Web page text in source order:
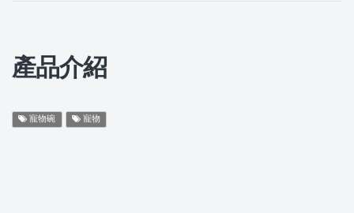
產品介紹
寵物碗 寵物